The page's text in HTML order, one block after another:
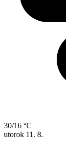
30/16 °C
utorok 11. 8.